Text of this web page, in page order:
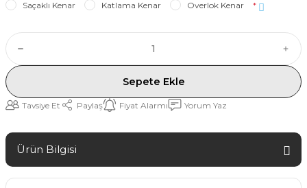
Saçaklı Kenar Katlama Kenar Overlok Kenar *
Sepete Ekle
Tavsiye Et Paylaş Fiyat Alarmı Yorum Yaz
Ürün Bilgisi